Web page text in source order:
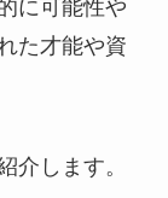
に可能性や
た才能や資
介します。